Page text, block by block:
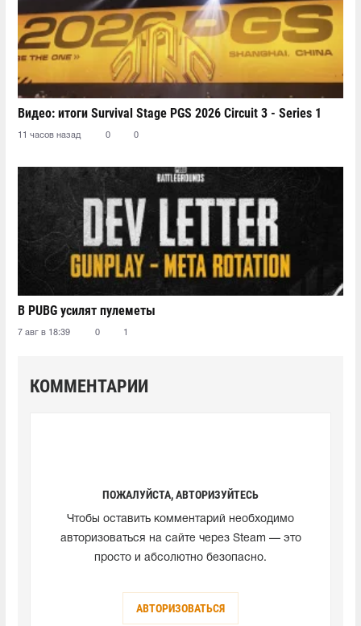
Видео: итоги Survival Stage PGS 2026 Circuit 3 - Series 1
11 часов назад 0 0
В PUBG усилят пулеметы
7 авг в 18:39 0 1
КОММЕНТАРИИ
ПОЖАЛУЙСТА, АВТОРИЗУЙТЕСЬ
Чтобы оставить комментарий необходимо
авторизоваться на сайте через Steam — это
просто и абсолютно безопасно.
АВТОРИЗОВАТЬСЯ